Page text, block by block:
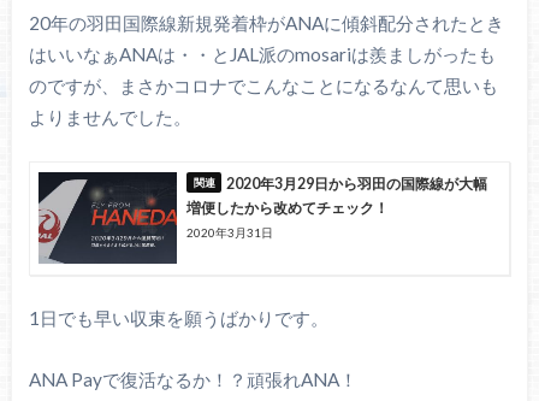
20年の羽田国際線新規発着枠がANAに傾斜配分されたとき
はいいなぁANAは・・とJAL派のmosariは羨ましがったも
のですが、まさかコロナでこんなことになるなんて思いも
よりませんでした。
2020年3月29日から羽田の国際線が大幅
増便したから改めてチェック！
2020年3月31日
1日でも早い収束を願うばかりです。
ANA Payで復活なるか！？頑張れANA！